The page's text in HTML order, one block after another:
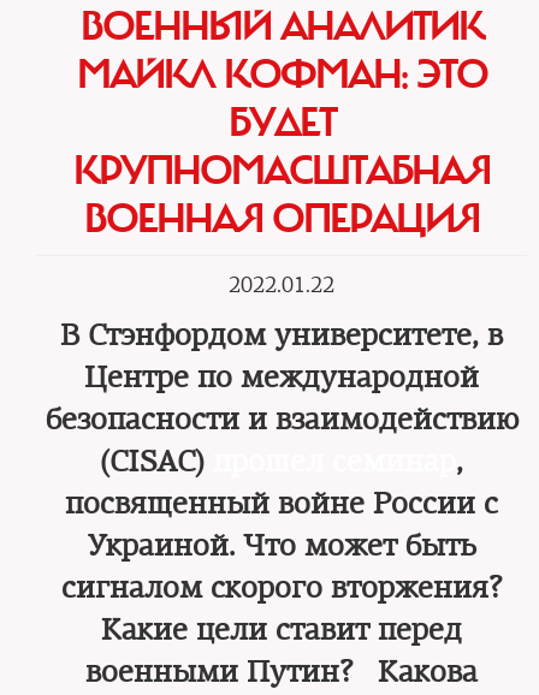
ВОЕННЫЙ АНАЛИТИК
МАЙКЛ КОФМАН: ЭТО
БУДЕТ
КРУПНОМАСШТАБНАЯ
ВОЕННАЯ ОПЕРАЦИЯ
2022.01.22
В Стэнфордом университете, в
Центре по международной
безопасности и взаимодействию
(СISAC)
,
посвященный войне России с
Украиной. Что может быть
сигналом скорого вторжения?
Какие цели ставит перед
военными Путин? Какова